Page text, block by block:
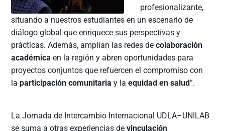
profesionalizante,
situando a nuestros estudiantes en un escenario de
diálogo global que enriquece sus perspectivas y
prácticas. Además, amplían las redes decolaboración
académica en la región y abren oportunidades para
proyectos conjuntos que refuercen el compromiso con
laparticipación comunitaria y laequidad en salud”.
La Jornada de Intercambio Internacional UDLA–UNILAB
se suma a otras experiencias de vinculación